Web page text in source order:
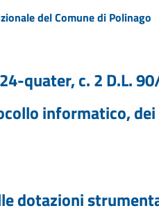
del Comune di Polinago
quater, c. 2 D.L.
informatico,
dotazioni